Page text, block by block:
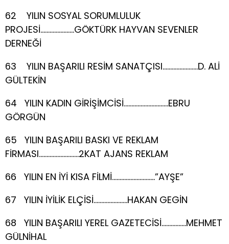
62 YILIN SOSYAL SORUMLULUK
PROJESİ………………….GÖKTÜRK HAYVAN SEVENLER
DERNEĞİ
63 YILIN BAŞARILI RESİM SANATÇISI…………………..D. ALİ
GÜLTEKİN
64 YILIN KADIN GİRİŞİMCİSİ………………………..EBRU
GÖRGÜN
65 YILIN BAŞARILI BASKI VE REKLAM
FİRMASI……………………..2KAT AJANS REKLAM
66 YILIN EN İYİ KISA FİLMİ……………………….”AYŞE”
67 YILIN İYİLİK ELÇİSİ………………….HAKAN GEGİN
68 YILIN BAŞARILI YEREL GAZETECİSİ…………….MEHMET
GÜLNİHAL